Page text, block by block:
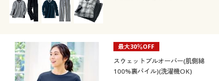
最大30％OFF
スウェットプルオーバー(肌側綿
100%裏パイル)(洗濯機OK)